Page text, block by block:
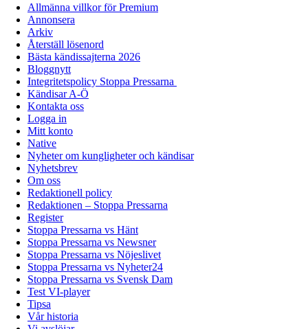
Allmänna villkor för Premium
Annonsera
Arkiv
Återställ lösenord
Bästa kändissajterna 2026
Bloggnytt
Integritetspolicy Stoppa Pressarna
Kändisar A-Ö
Kontakta oss
Logga in
Mitt konto
Native
Nyheter om kungligheter och kändisar
Nyhetsbrev
Om oss
Redaktionell policy
Redaktionen – Stoppa Pressarna
Register
Stoppa Pressarna vs Hänt
Stoppa Pressarna vs Newsner
Stoppa Pressarna vs Nöjeslivet
Stoppa Pressarna vs Nyheter24
Stoppa Pressarna vs Svensk Dam
Test VI-player
Tipsa
Vår historia